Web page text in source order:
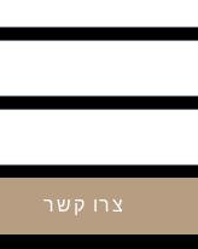
צרו קשר